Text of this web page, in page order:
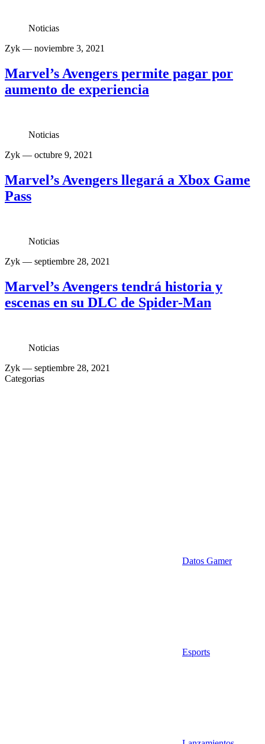
Noticias
Zyk — noviembre 3, 2021
Marvel’s Avengers permite pagar por
aumento de experiencia
Noticias
Zyk — octubre 9, 2021
Marvel’s Avengers llegará a Xbox Game
Pass
Noticias
Zyk — septiembre 28, 2021
Marvel’s Avengers tendrá historia y
escenas en su DLC de Spider-Man
Noticias
Zyk — septiembre 28, 2021
Categorias
Datos Gamer
Esports